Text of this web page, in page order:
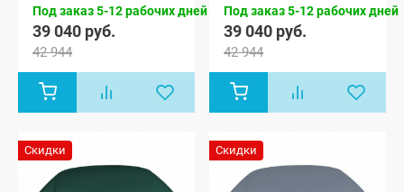
универсал,
(SW) Кросс
Под заказ 5-12 рабочих дней
39 040 руб.
42 944
универсал,
Лада Веста
(SW) Кросс
Под заказ 5-12 рабочих дней
39 040 руб.
42 944
Скидки Скидки